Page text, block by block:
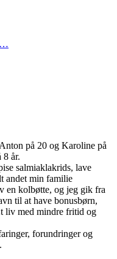
…
på 20 og Karoline på
8 år.
salmiaklakrids, lave
andet min familie
en kolbøtte, og jeg gik fra
til at have bonusbørn,
liv med mindre fritid og
forundringer og